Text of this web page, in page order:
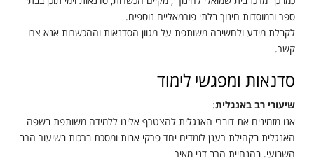
ספר ובמוסדות חינוך בלתי פורמאליים נוספים.
לקבלת מידע ולחשיבה משותפת על מגוון הסדנאות וההכשרות אנא צרו
קשר.
סדנאות ומפגשי לימוד
שיעורי רב באנגלית:
אנו מזמינים את דוברי האנגלית להצטרף אלינו ללמידה משותפת בשפה
האנגלית בקהילת רענן לומדים יחד פרקי אבות ומסכת ברכות בשיעור הרב
השבועי. בהנחיית הרב דני מאיר